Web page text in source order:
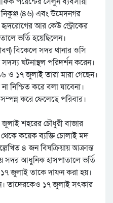
(৪৬) এবং উমেদনগর
হৃদরোগের আর কেউ স্ট্রোকের
ভর্তি হয়েছিলেন।
বিকেলে সদর থানার ওসি
ঘটনাস্থল পরিদর্শন করেন।
ও ১৭ জুলাই তারা মারা গেছেন।
নিশ্চিত করে বলা যাবেনা।
করে ফেলেছে পরিবার।
শহরের চৌধুরী বাজার
কয়েক ব্যক্তি চোলাই মদ
৪ জন বিষক্রিয়ায় আক্রান্ত
সদর আধুনিক হাসপাতালে ভর্তি
১৭ জুলাই তাকে দাফন করা হয়।
তাদেরকেও ১৭ জুলাই সৎকার